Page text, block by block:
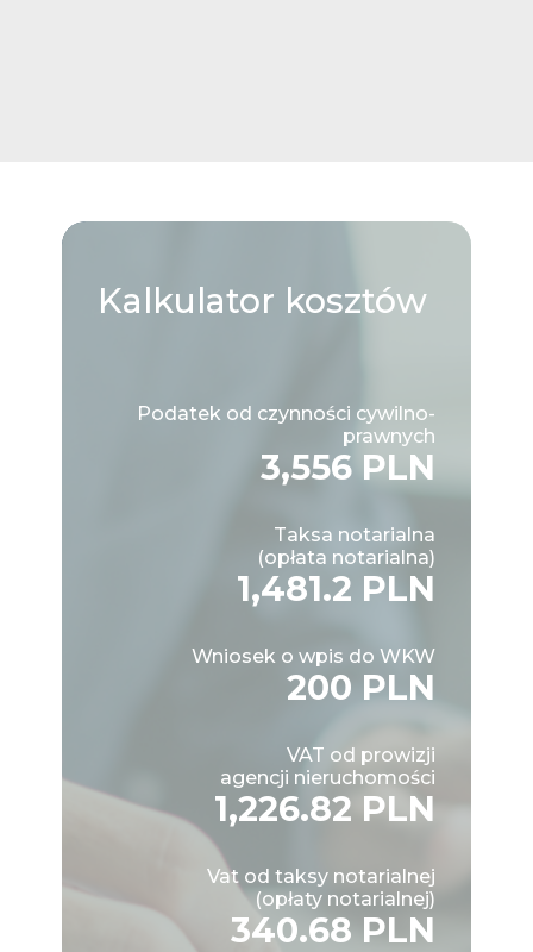
Kalkulator kosztów
Podatek od czynności cywilno-
prawnych
3,556 PLN
Taksa notarialna
(opłata notarialna)
1,481.2 PLN
Wniosek o wpis do WKW
200 PLN
VAT od prowizji
agencji nieruchomości
1,226.82 PLN
Vat od taksy notarialnej
(opłaty notarialnej)
340.68 PLN